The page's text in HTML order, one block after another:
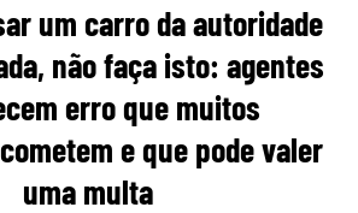
um carro da autoridade
não faça isto: agentes
erro que muitos
e que pode valer
uma multa